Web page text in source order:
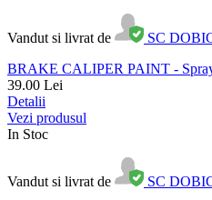
Vandut si livrat de
SC
BRAKE CALIPER PAINT -
39.00 Lei
Detalii
Vezi produsul
In Stoc
Vandut si livrat de
SC